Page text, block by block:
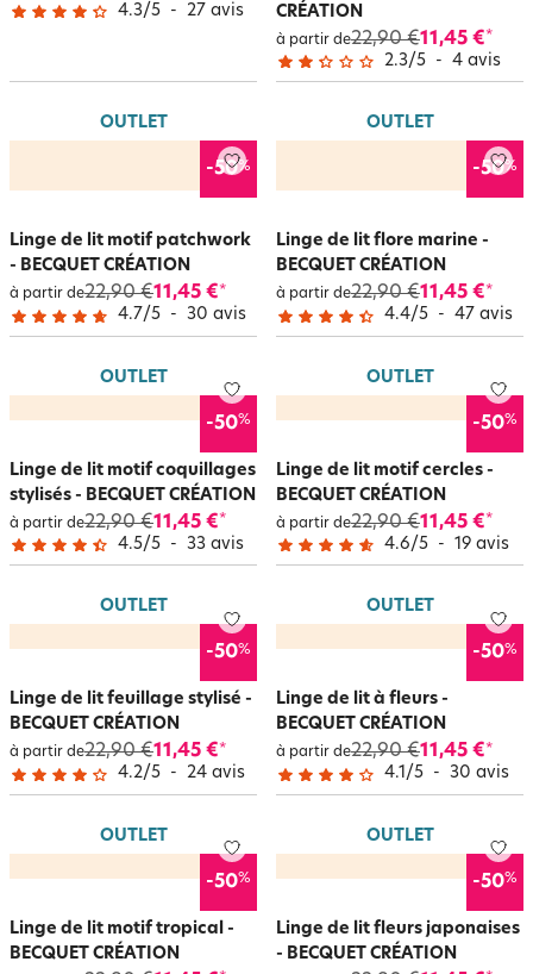
4.3/5 - 27 avis
CRÉATION
à partir de22,90 €11,45 €*
2.3/5 - 4 avis
OUTLET
-50%
Linge de lit motif patchwork
- BECQUET CRÉATION
à partir de22,90 €11,45 €*
4.7/5 - 30 avis
OUTLET
-50%
Linge de lit flore marine -
BECQUET CRÉATION
à partir de22,90 €11,45 €*
4.4/5 - 47 avis
OUTLET
-50%
Linge de lit motif coquillages
stylisés - BECQUET CRÉATION
à partir de22,90 €11,45 €*
4.5/5 - 33 avis
OUTLET
-50%
Linge de lit motif cercles -
BECQUET CRÉATION
à partir de22,90 €11,45 €*
4.6/5 - 19 avis
OUTLET
-50%
Linge de lit feuillage stylisé -
BECQUET CRÉATION
à partir de22,90 €11,45 €*
4.2/5 - 24 avis
OUTLET
-50%
Linge de lit à fleurs -
BECQUET CRÉATION
à partir de22,90 €11,45 €*
4.1/5 - 30 avis
OUTLET
-50%
Linge de lit motif tropical -
BECQUET CRÉATION
OUTLET
-50%
Linge de lit fleurs japonaises
- BECQUET CRÉATION